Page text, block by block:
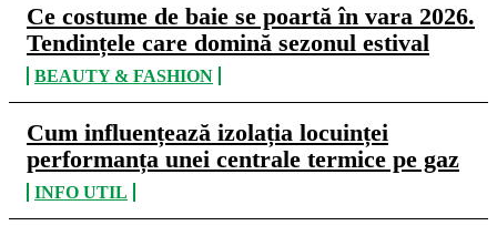
Ce costume de baie se poartă în vara 2026.
Tendințele care domină sezonul estival
BEAUTY & FASHION
Cum influențează izolația locuinței
performanța unei centrale termice pe gaz
INFO UTIL